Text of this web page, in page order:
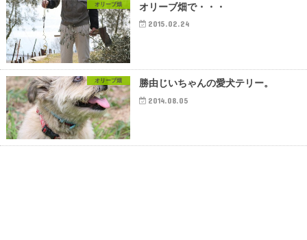
オリーブ畑 オリーブ畑で・・・
2015.02.24
オリーブ畑 勝由じいちゃんの愛犬テリー。
2014.08.05